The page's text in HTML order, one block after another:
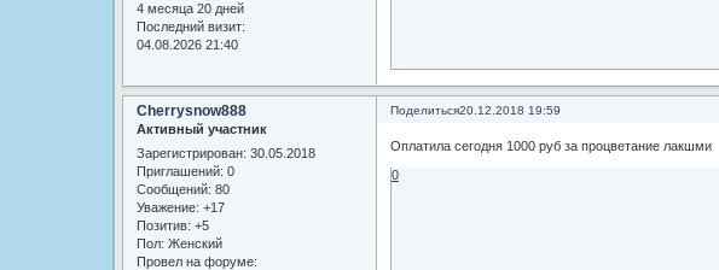
4 месяца 20 дней
Последний визит:
04.08.2026 21:40
Поделиться20.12.2018 19:59
Cherrysnow888
Активный участник
Зарегистрирован: 30.05.2018
Приглашений: 0
Сообщений: 80
Уважение: +17
Позитив: +5
Пол: Женский
Провел на форуме:
Оплатила сегодня 1000 руб за процветание лакшми
0